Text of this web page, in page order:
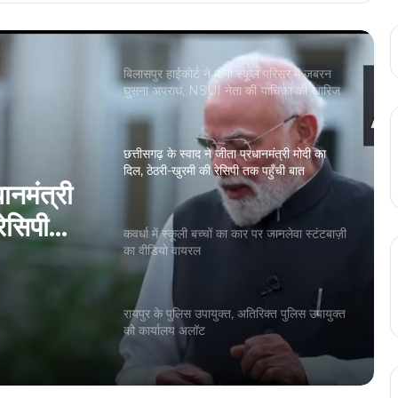
छत्तीसगढ़ के स्वाद ने जीता प्रधानमंत्री मोदी का
दिल, ठेठरी-खुरमी की रेसिपी तक पहुँची बात
कवर्धा में स्कूली बच्चों का कार पर जानलेवा स्टंटबाज़ी
का वीडियो वायरल
रायपुर के पुलिस उपायुक्त, अतिरिक्त पुलिस उपायुक्त
को कार्यालय अलॉट
रायपुर में सनी लियोनी के कार्यक्रम का विरोध, बजरंग
दल ने जताई आपत्ति..